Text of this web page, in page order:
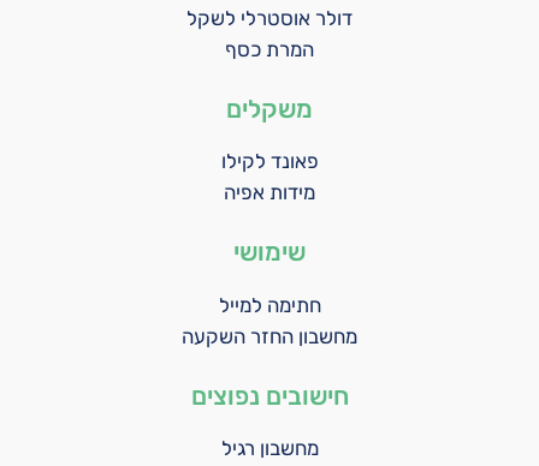
דולר אוסטרלי לשקל
המרת כסף
משקלים
פאונד לקילו
מידות אפיה
שימושי
חתימה למייל
מחשבון החזר השקעה
חישובים נפוצים
מחשבון רגיל